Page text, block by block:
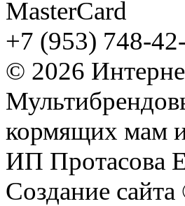
+7 (953) 748-
© 2026
кормящих мам
ИП Протасова
Создание